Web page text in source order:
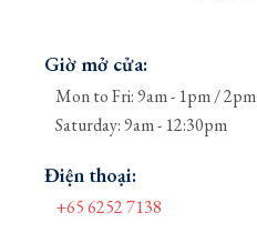
Giờ mở cửa:
Mon to Fri: 9am - 1pm /
Saturday: 9am - 12:30pm
Điện thoại:
+65 6252 7138